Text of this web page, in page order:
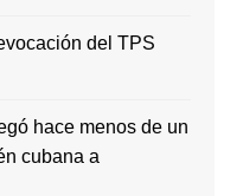
del TPS
hace menos de un
cubana a